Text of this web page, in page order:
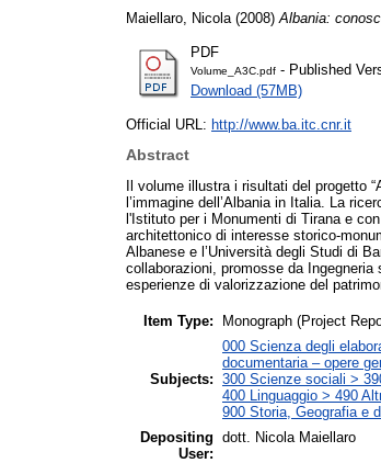
Maiellaro, Nicola (2008) Albania:
PDF
Volume_A3C.pdf - Published
Download (57MB)
Official URL: http://www.ba.itc.cnr.it
Abstract
Il volume illustra i risultati del progetto
l’immagine dell’Albania in Italia. La
l'Istituto per i Monumenti di Tirana e
architettonico di interesse storico-
Albanese e l’Università degli Studi di
collaborazioni, promosse da
esperienze di valorizzazione del
Item Type: Monograph (Project
Subjects:
000 Scienza degli
documentaria – opere
300 Scienze sociali >
400 Linguaggio > 490
900 Storia, Geografia e
Depositing
User:
dott. Nicola Maiellaro